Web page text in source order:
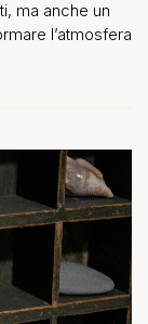
ma anche un
l’atmosfera